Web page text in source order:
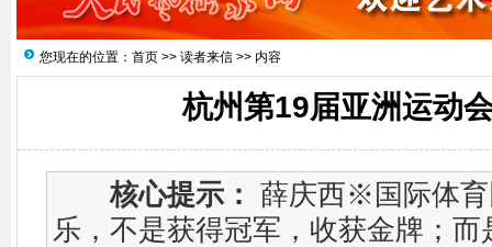
您现在的位置： 首页 >> 读者来信 >> 内容
杭州第19届亚洲运动
核心提示： 薛庆西※国际体
乐，不是获得冠军，收获金牌；而